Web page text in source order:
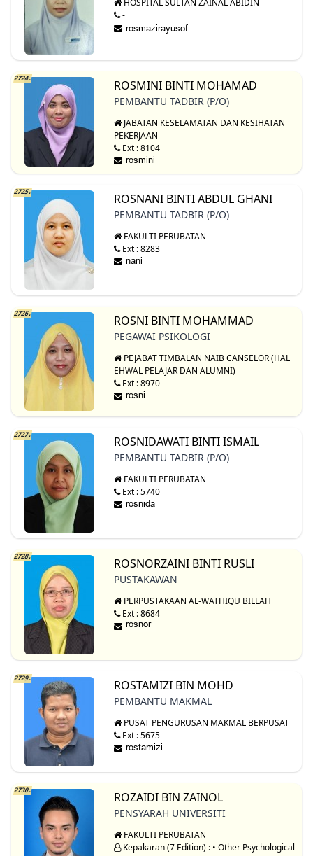
HOSPITAL SULTAN ZAINAL ABIDIN
-
2724. ROSMINI BINTI MOHAMAD
PEMBANTU TADBIR (P/O)
JABATAN KESELAMATAN DAN KESIHATAN
PEKERJAAN
Ext : 8104
2725. ROSNANI BINTI ABDUL GHANI
PEMBANTU TADBIR (P/O)
FAKULTI PERUBATAN
Ext : 8283
2726. ROSNI BINTI MOHAMMAD
PEGAWAI PSIKOLOGI
PEJABAT TIMBALAN NAIB CANSELOR (HAL
EHWAL PELAJAR DAN ALUMNI)
Ext : 8970
2727. ROSNIDAWATI BINTI ISMAIL
PEMBANTU TADBIR (P/O)
FAKULTI PERUBATAN
Ext : 5740
2728. ROSNORZAINI BINTI RUSLI
PUSTAKAWAN
PERPUSTAKAAN AL-WATHIQU BILLAH
Ext : 8684
2729. ROSTAMIZI BIN MOHD
PEMBANTU MAKMAL
PUSAT PENGURUSAN MAKMAL BERPUSAT
Ext : 5675
2730. ROZAIDI BIN ZAINOL
PENSYARAH UNIVERSITI
FAKULTI PERUBATAN
Kepakaran (7 Edition) : • Other Psychological